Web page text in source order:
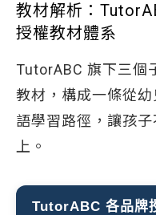
教材解析：
授權教材體系
TutorABC 旗下三個
教材，構成一條從
語學習路徑，讓孩
上。
TutorABC 各品牌